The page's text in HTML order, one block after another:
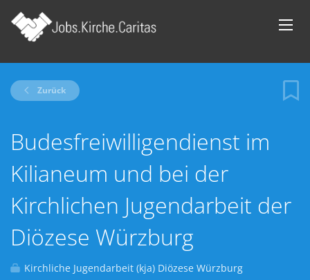
Zurück
Budesfreiwilligendienst im
Kilianeum und bei der
Kirchlichen Jugendarbeit der
Diözese Würzburg
Kirchliche Jugendarbeit (kja) Diözese Würzburg